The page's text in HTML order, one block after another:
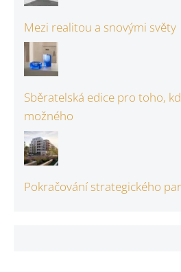
Mezi realitou a snovými světy
Sběratelská edice pro toho,
možného
Pokračování strategického